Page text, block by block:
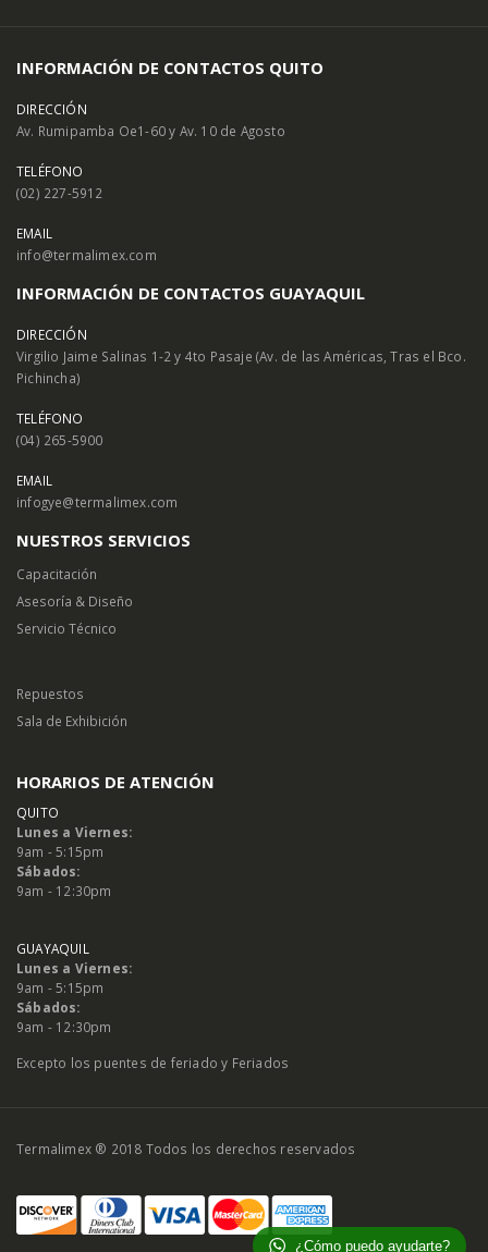
INFORMACIÓN DE CONTACTOS QUITO
DIRECCIÓN
Av. Rumipamba Oe1-60 y Av. 10 de Agosto
TELÉFONO
(02) 227-5912
EMAIL
info@termalimex.com
INFORMACIÓN DE CONTACTOS GUAYAQUIL
DIRECCIÓN
Virgilio Jaime Salinas 1-2 y 4to Pasaje (Av. de las Américas, Tras el Bco.
Pichincha)
TELÉFONO
(04) 265-5900
EMAIL
infogye@termalimex.com
NUESTROS SERVICIOS
Capacitación
Asesoría & Diseño
Servicio Técnico
Repuestos
Sala de Exhibición
HORARIOS DE ATENCIÓN
QUITO
Lunes a Viernes:
9am - 5:15pm
Sábados:
9am - 12:30pm
GUAYAQUIL
Lunes a Viernes:
9am - 5:15pm
Sábados:
9am - 12:30pm
Excepto los puentes de feriado y Feriados
Termalimex ® 2018 Todos los derechos reservados
¿Cómo puedo ayudarte?